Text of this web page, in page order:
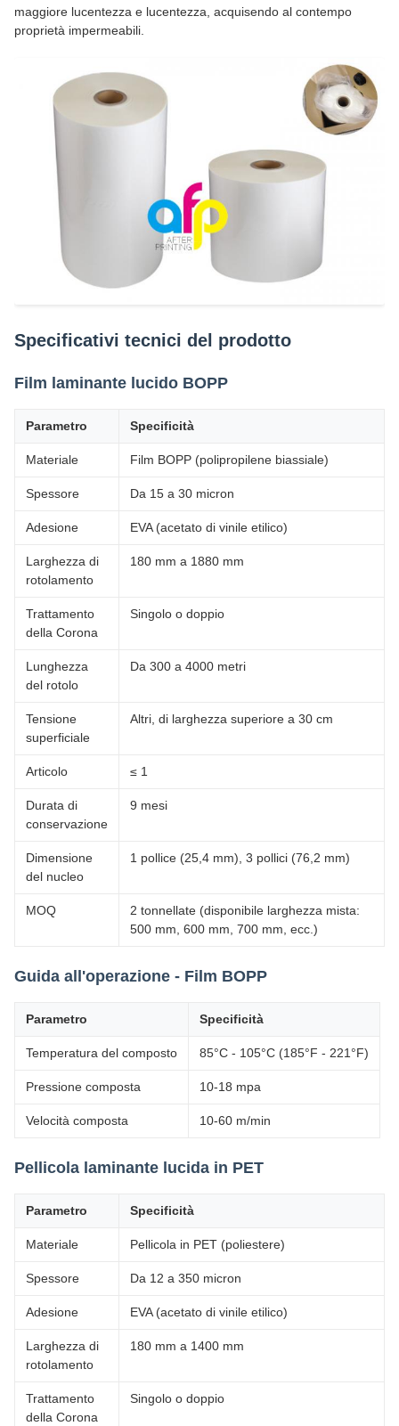
maggiore lucentezza e lucentezza, acquisendo al contempo
proprietà impermeabili.
Specificativi tecnici del prodotto
Film laminante lucido BOPP
Parametro Specificità
Materiale Film BOPP (polipropilene biassiale)
Spessore Da 15 a 30 micron
Adesione EVA (acetato di vinile etilico)
Larghezza di
rotolamento
180 mm a 1880 mm
Trattamento
della Corona
Singolo o doppio
Lunghezza
del rotolo
Da 300 a 4000 metri
Tensione
superficiale
Altri, di larghezza superiore a 30 cm
Articolo ≤ 1
Durata di
conservazione
9 mesi
Dimensione
del nucleo
1 pollice (25,4 mm), 3 pollici (76,2 mm)
MOQ
2 tonnellate (disponibile larghezza mista:
500 mm, 600 mm, 700 mm, ecc.)
Guida all'operazione - Film BOPP
Parametro Specificità
Temperatura del composto 85°C - 105°C (185°F - 221°F)
Pressione composta 10-18 mpa
Velocità composta 10-60 m/min
Pellicola laminante lucida in PET
Parametro Specificità
Materiale Pellicola in PET (poliestere)
Spessore Da 12 a 350 micron
Adesione EVA (acetato di vinile etilico)
Larghezza di
rotolamento
180 mm a 1400 mm
Trattamento
della Corona
Singolo o doppio